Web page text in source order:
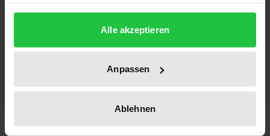
gesammelt haben.
Alle akzeptieren
Anpassen
Ablehnen
vorhersagen läßt. Die drei Studien befassen sich mit
Belastungen, Arbeitszufriedenheit, Burnout und
Coping sowie Fehlzeiten und
Pensionierungsabsichten. Im theoretischen Teil
werden diese Konzepte eingeführt und die aktuelle